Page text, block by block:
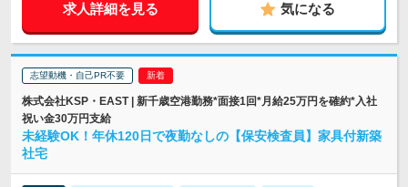
求人詳細を見る 気になる
志望動機・自己PR不要
株式会社KSP・EAST | 新千歳空港勤務*面接1回*月給25万円を確約*入社
祝い金30万円支給
未経験OK！年休120日で夜勤なしの【保安検査員】家具付新築
社宅